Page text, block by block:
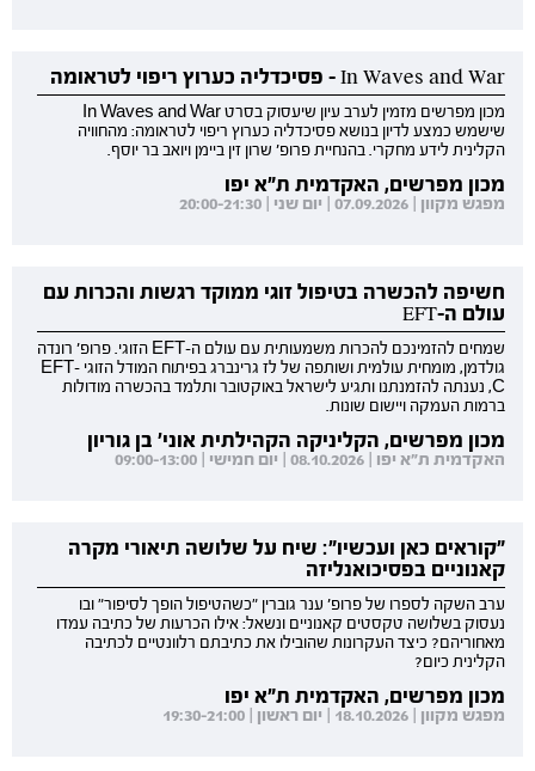
In Waves and War - פסיכדליה כערוץ ריפוי לטראומה
מכון מפרשים מזמין לערב עיון שיעסוק בסרט In Waves and War
שישמש כמצע לדיון בנושא פסיכדליה כערוץ ריפוי לטראומה: מהחוויה
הקלינית לידע מחקרי. בהנחיית פרופ' שרון זין ביימן ויואב בר יוסף.
מכון מפרשים, האקדמית ת"א יפו
מפגש מקוון | 07.09.2026 | יום שני | 20:00-21:30
חשיפה להכשרה בטיפול זוגי ממוקד רגשות והכרות עם
עולם ה-EFT
שמחים להזמינכם להכרות משמעותית עם עולם ה-EFT הזוגי. פרופ' רונדה
גולדמן, מומחית עולמית ושותפה של לז גרינברג בפיתוח המודל הזוגי EFT-
C, נענתה להזמנתנו ותגיע לישראל באוקטובר ותלמד בהכשרה מודולות
ברמות העמקה ויישום שונות.
מכון מפרשים, הקליניקה הקהילתית אוני' בן גוריון
האקדמית ת"א יפו | 08.10.2026 | יום חמישי | 09:00-13:00
"קוראים כאן ועכשיו": שיח על שלושה תיאורי מקרה
קאנוניים בפסיכואנליזה
ערב השקה לספרו של פרופ' ענר גוברין "כשהטיפול הופך לסיפור" ובו
נעסוק בשלושה טקסטים קאנוניים ונשאל: אילו הכרעות של כתיבה עמדו
מאחוריהם? כיצד העקרונות שהובילו את כתיבתם רלוונטיים לכתיבה
הקלינית כיום?
מכון מפרשים, האקדמית ת"א יפו
מפגש מקוון | 18.10.2026 | יום ראשון | 19:30-21:00